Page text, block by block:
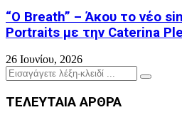
“O Breath” – Άκου το νέο
Portraits με την Caterina
26 Ιουνίου, 2026
Search
for:
Search
ΤΕΛΕΥΤΑΙΑ ΑΡΘΡΑ